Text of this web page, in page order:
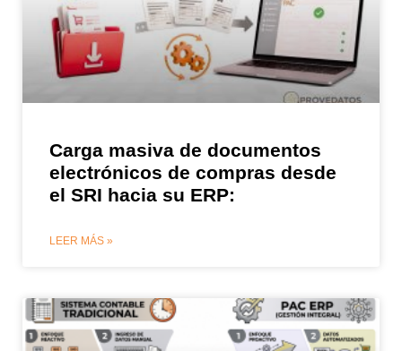
Carga masiva de documentos
electrónicos de compras desde
el SRI hacia su ERP:
LEER MÁS »